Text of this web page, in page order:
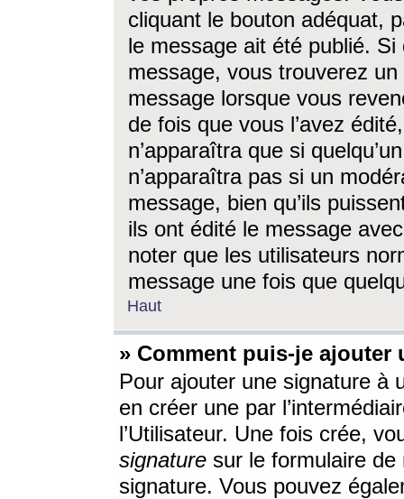
cliquant le bouton adéquat,
le message ait été publié. Si
message, vous trouverez
message lorsque vous
de fois que vous l’avez
n’apparaîtra que si
n’apparaîtra pas si un
message, bien qu’ils
ils ont édité le message
noter que les utilisateurs
message une fois que
Haut
» Comment puis-je ajouter
Pour ajouter une signature à
en créer une par
l’Utilisateur. Une fois crée,
signature sur le formulaire de
signature. Vous pouvez